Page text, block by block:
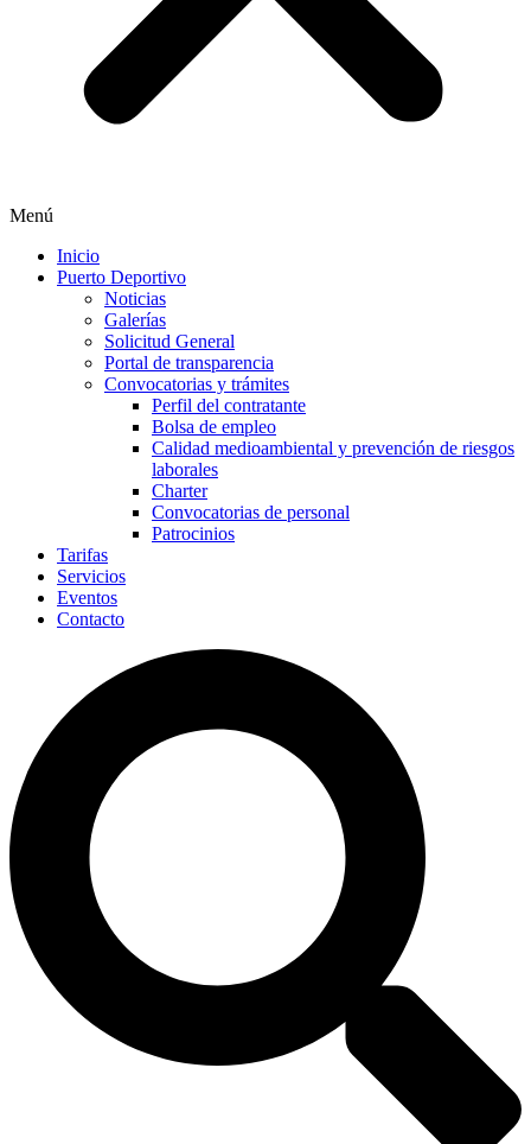
Menú
Inicio
Puerto Deportivo
Noticias
Galerías
Solicitud General
Portal de transparencia
Convocatorias y trámites
Perfil del contratante
Bolsa de empleo
Calidad medioambiental y prevención de riesgos
laborales
Charter
Convocatorias de personal
Patrocinios
Tarifas
Servicios
Eventos
Contacto